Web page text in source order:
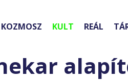
KOZMOSZ KULT REÁL